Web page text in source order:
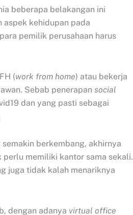
beberapa belakangan ini
aspek kehidupan pada
pemilik perusahaan harus
(work from home) atau bekerja
Sebab penerapan social
dan yang pasti sebagai
berkembang, akhirnya
memiliki kantor sama sekali.
juga tidak kalah menariknya
dengan adanya virtual office